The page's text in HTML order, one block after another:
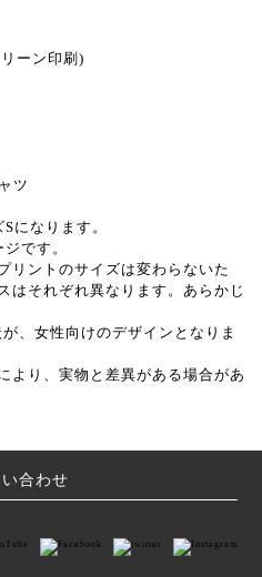
ーン印刷)
ツ
になります。
です。
リントのサイズは変わらないた
はそれぞれ異なります。あらかじ
、女性向けのデザインとなりま
より、実物と差異がある場合があ
合わせ